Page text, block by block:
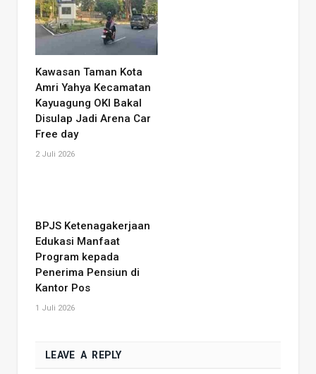
Kawasan Taman Kota
Amri Yahya Kecamatan
Kayuagung OKI Bakal
Disulap Jadi Arena Car
Free day
2 Juli 2026
BPJS Ketenagakerjaan
Edukasi Manfaat
Program kepada
Penerima Pensiun di
Kantor Pos
1 Juli 2026
LEAVE A REPLY